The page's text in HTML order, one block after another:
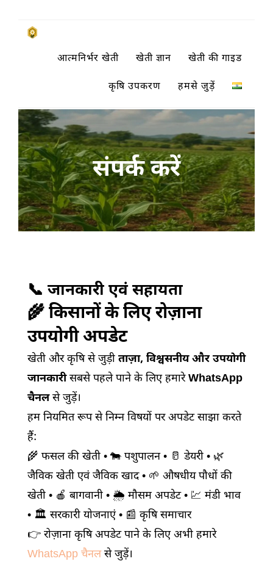
Skip
SUBSISTENCE FARMING
किसानों के साथ, किसानों के लिए
आत्मनिर्भर खेती खेती ज्ञान खेती की गाइड
कृषि उपकरण हमसे जुड़ें
संपर्क करें
📞 जानकारी एवं सहायता
🌾 किसानों के लिए रोज़ाना
उपयोगी अपडेट
खेती और कृषि से जुड़ी ताज़ा, विश्वसनीय और उपयोगी
जानकारीसबसे पहले पाने के लिए हमारेWhatsApp
चैनलसे जुड़ें।
हम नियमित रूप से निम्न विषयों पर अपडेट साझा करते
हैं:
🌾 फसल की खेती • 🐄 पशुपालन • 🥛 डेयरी • 🌿
जैविक खेती एवं जैविक खाद • 🌱 औषधीय पौधों की
खेती • 🍎 बागवानी • 🌦️ मौसम अपडेट • 💹 मंडी भाव
• 🏛️ सरकारी योजनाएं • 📰 कृषि समाचार
👉 रोज़ाना कृषि अपडेट पाने के लिए अभी हमारे
WhatsApp चैनलसे जुड़ें।